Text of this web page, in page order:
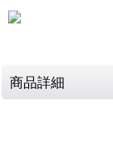
商品詳細